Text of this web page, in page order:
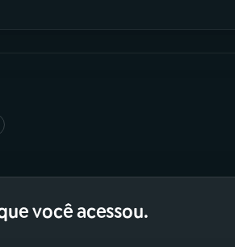
você acessou.